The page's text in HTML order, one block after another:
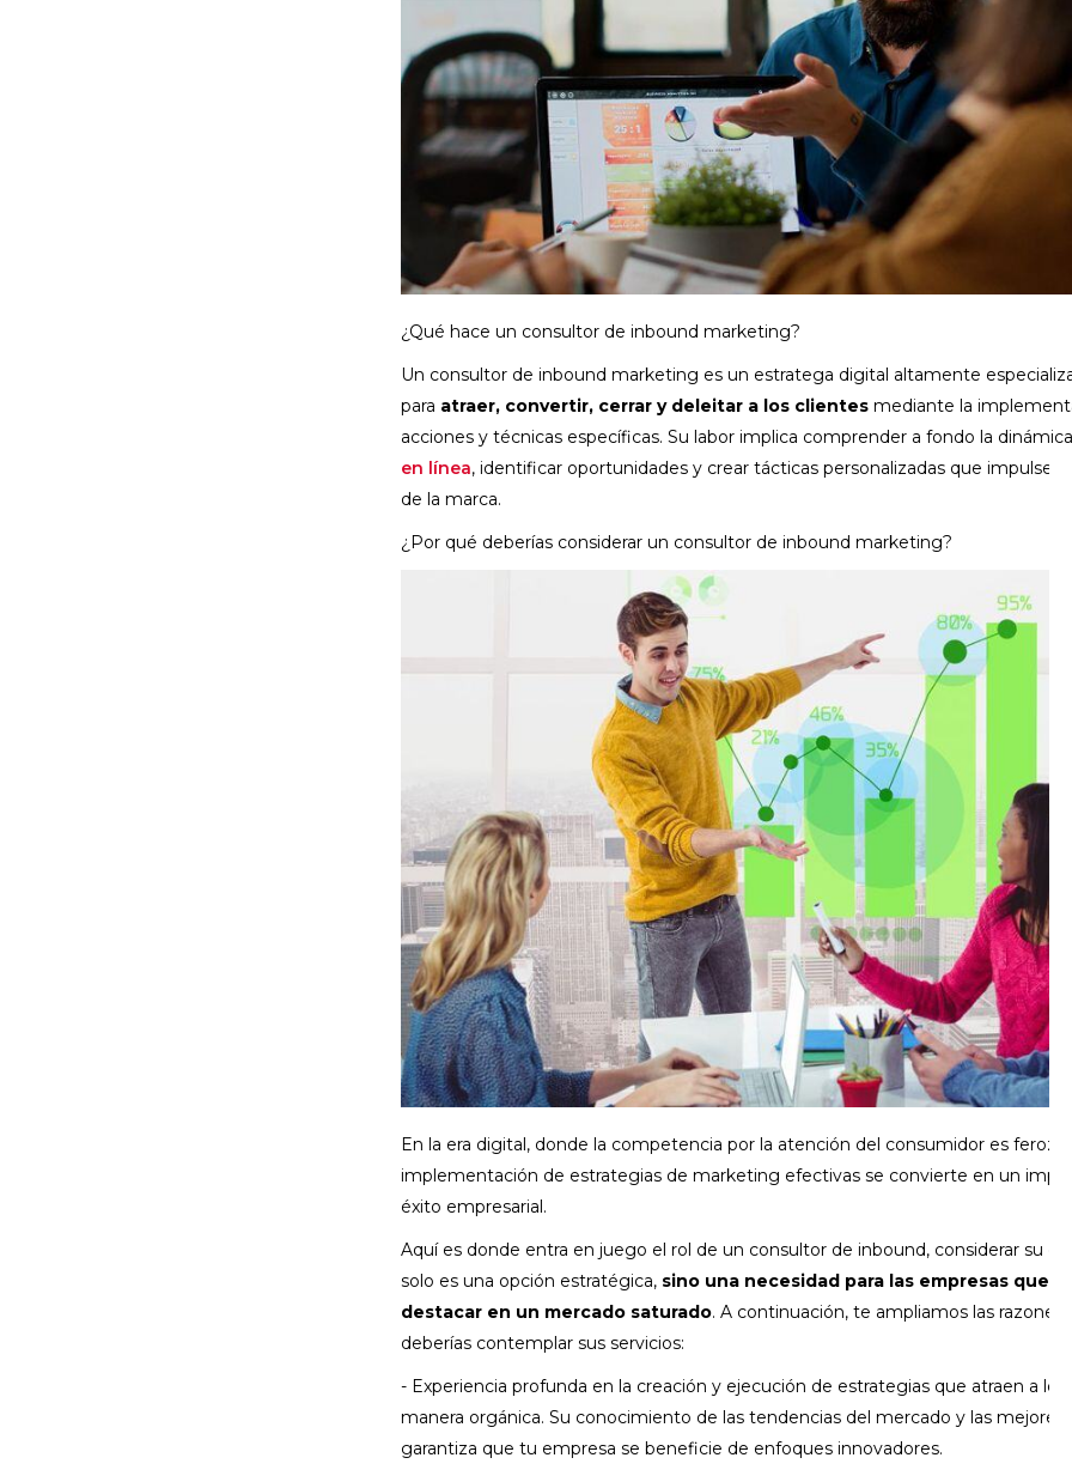
¿Qué hace un consultor de inbound marketing?
Un consultor de inbound marketing es un estratega digital altamente
para atraer, convertir, cerrar y deleitar a los clientes mediante la
acciones y técnicas específicas. Su labor implica comprender a fondo la
en línea, identificar oportunidades y crear tácticas personalizadas que impulsen
de la marca.
¿Por qué deberías considerar un consultor de inbound marketing?
En la era digital, donde la competencia por la atención del consumidor es feroz, la
implementación de estrategias de marketing efectivas se convierte en un
éxito empresarial.
Aquí es donde entra en juego el rol de un consultor de inbound, considerar su
solo es una opción estratégica, sino una necesidad para las empresas que
destacar en un mercado saturado. A continuación, te ampliamos las razones
deberías contemplar sus servicios:
- Experiencia profunda en la creación y ejecución de estrategias que atraen a los
manera orgánica. Su conocimiento de las tendencias del mercado y las mejores
garantiza que tu empresa se beneficie de enfoques innovadores.